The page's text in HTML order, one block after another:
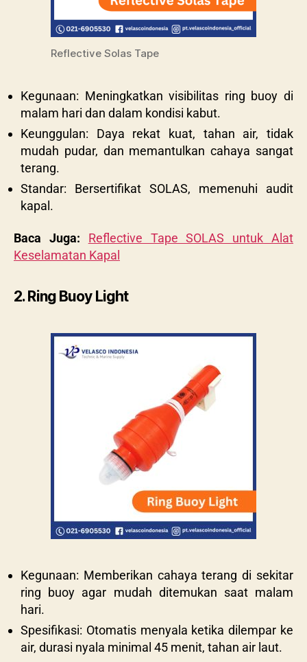
Reflective Solas Tape
Kegunaan: Meningkatkan visibilitas ring buoy di
malam hari dan dalam kondisi kabut.
Keunggulan: Daya rekat kuat, tahan air, tidak
mudah pudar, dan memantulkan cahaya sangat
terang.
Standar: Bersertifikat SOLAS, memenuhi audit
kapal.
Baca Juga: Reflective Tape SOLAS untuk Alat
Keselamatan Kapal
2. Ring Buoy Light
Kegunaan: Memberikan cahaya terang di sekitar
ring buoy agar mudah ditemukan saat malam
hari.
Spesifikasi: Otomatis menyala ketika dilempar ke
air, durasi nyala minimal 45 menit, tahan air laut.